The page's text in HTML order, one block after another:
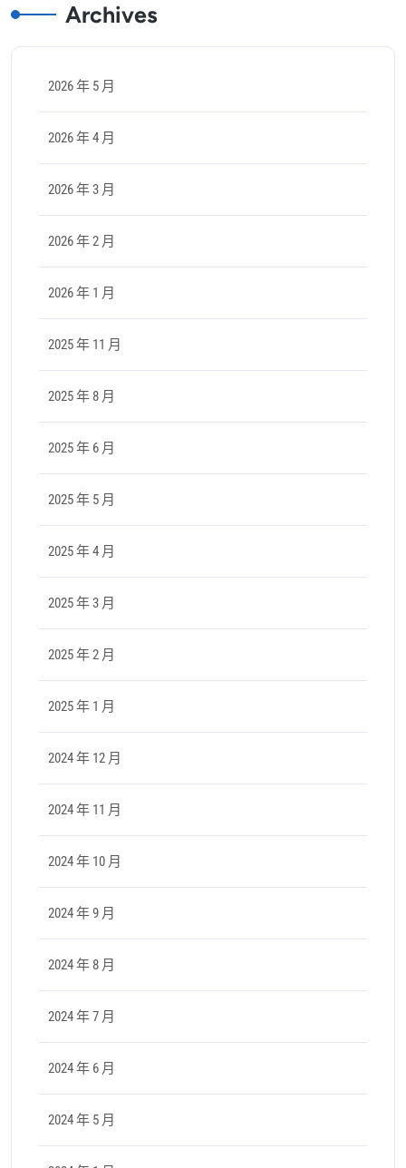
Archives
2026 年 5 月
2026 年 4 月
2026 年 3 月
2026 年 2 月
2026 年 1 月
2025 年 11 月
2025 年 8 月
2025 年 6 月
2025 年 5 月
2025 年 4 月
2025 年 3 月
2025 年 2 月
2025 年 1 月
2024 年 12 月
2024 年 11 月
2024 年 10 月
2024 年 9 月
2024 年 8 月
2024 年 7 月
2024 年 6 月
2024 年 5 月